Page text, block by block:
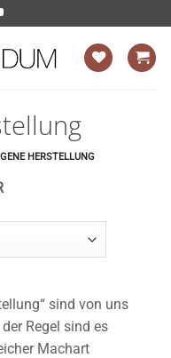
HERSTELLUNG
sind von uns
Regel sind es
Machart